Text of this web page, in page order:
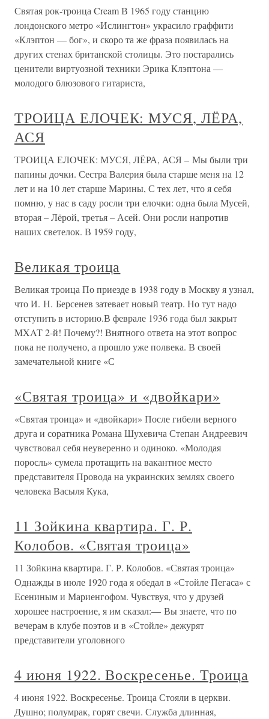
Святая рок-троица Cream В 1965 году станцию
лондонского метро «Ислингтон» украсило граффити
«Клэптон — бог», и скоро та же фраза появилась на
других стенах британской столицы. Это постарались
ценители виртуозной техники Эрика Клэптона —
молодого блюзового гитариста,
ТРОИЦА ЕЛОЧЕК: МУСЯ, ЛЁРА,
АСЯ
ТРОИЦА ЕЛОЧЕК: МУСЯ, ЛЁРА, АСЯ – Мы были три
папины дочки. Сестра Валерия была старше меня на 12
лет и на 10 лет старше Марины, С тех лет, что я себя
помню, у нас в саду росли три елочки: одна была Мусей,
вторая – Лёрой, третья – Асей. Они росли напротив
наших светелок. В 1959 году,
Великая троица
Великая троица По приезде в 1938 году в Москву я узнал,
что И. Н. Берсенев затевает новый театр. Но тут надо
отступить в историю.В феврале 1936 года был закрыт
MXAT 2-й! Почему?! Внятного ответа на этот вопрос
пока не получено, а прошло уже полвека. В своей
замечательной книге «С
«Святая троица» и «двойкари»
«Святая троица» и «двойкари» После гибели верного
друга и соратника Романа Шухевича Степан Андреевич
чувствовал себя неуверенно и одиноко. «Молодая
поросль» сумела протащить на вакантное место
представителя Провода на украинских землях своего
человека Васыля Кука,
11 Зойкина квартира. Г. Р.
Колобов. «Святая троица»
11 Зойкина квартира. Г. Р. Колобов. «Святая троица»
Однажды в июле 1920 года я обедал в «Стойле Пегаса» с
Есениным и Мариенгофом. Чувствуя, что у друзей
хорошее настроение, я им сказал:— Вы знаете, что по
вечерам в клубе поэтов и в «Стойле» дежурят
представители уголовного
4 июня 1922. Воскресенье. Троица
4 июня 1922. Воскресенье. Троица Стояли в церкви.
Душно; полумрак, горят свечи. Служба длинная,